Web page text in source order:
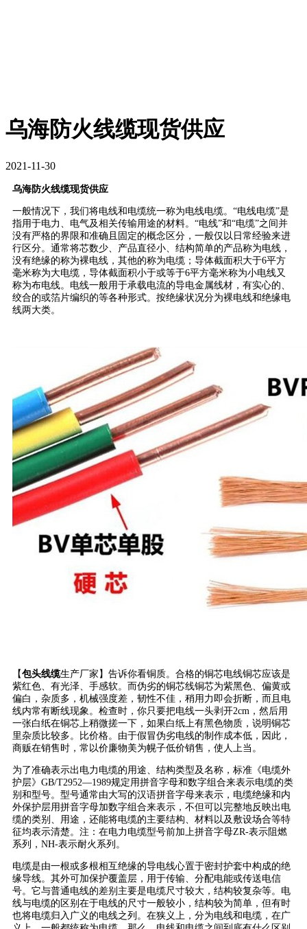
乌海防火线缆现货供应
2021-11-30
乌海防火线缆现货供应
一般情况下，我们将电线和电缆统一称为电线电缆。“电线电缆”是
指用于电力、电气及相关传输用途的材料。“电线”和“电缆”之间并
没有严格的界限和准确且固定的概念区分，一般仅以日常经验来进
行区分。通常将芯数少、产品直径小、结构简单的产品称为电线，
没有绝缘的称为裸电线，其他的称为电缆；导体截面积大于6平方
毫米称为大电缆，导体截面积小于或等于6平方毫米称为小电线又
称为布电线。电线一般用于承载电流的导电金属线材，有实心的、
绞合的或箔片编织的等各种形式。按绝缘状况分为裸电线和绝缘电
线两大类。
【包头线缆生产厂家】告诉你看铜质。合格的铜芯电线铜芯应该是
紫红色、有光泽、手感软。而伪劣的铜芯线铜芯为紫黑色、偏黄或
偏白，杂质多，机械强度差，韧性不佳，稍用力即会折断，而且电
线内常有断线现象。检查时，你只要把电线一头剥开2cm，然后用
一张白纸在铜芯上稍微搓一下，如果白纸上有黑色物质，说明铜芯
里杂质比较多。比价格。由于假冒伪劣电线的制作成本低，因此，
商贩在销售时，常以价廉物美为幌子低价销售，使人上当。
为了准确表示出电力电缆的用途、结构类型及名称，标准《电缆外
护层》GB/T2952—1989规定用拼音字母和数字组合来表示电缆的类
别和型号。型号通常由大写的汉语拼音字母来表示，电缆绝缘和内
外保护层用拼音字母加数字组合来表示，不但可以完整地反映出电
缆的类别、用途，还能将电缆的主要结构、材料以及敷设场合等特
征均表示清楚。注：在电力电缆型号前加上拼音字母ZR-表示阻燃
系列，NH-表示耐火系列。
电缆是由一根或多根相互绝缘的导电线心置于密封护套中构成的绝
缘导线。其外可加保护覆盖层，用于传输、分配电能或传送电信
号。它与普通电线的差别主要是电缆尺寸较大，结构较复杂等。电
线与电缆的区别在于电线的尺寸一般较小，结构较为简单，但有时
也将电缆归入广义的电线之列。在狭义上，分为电线和电缆，在广